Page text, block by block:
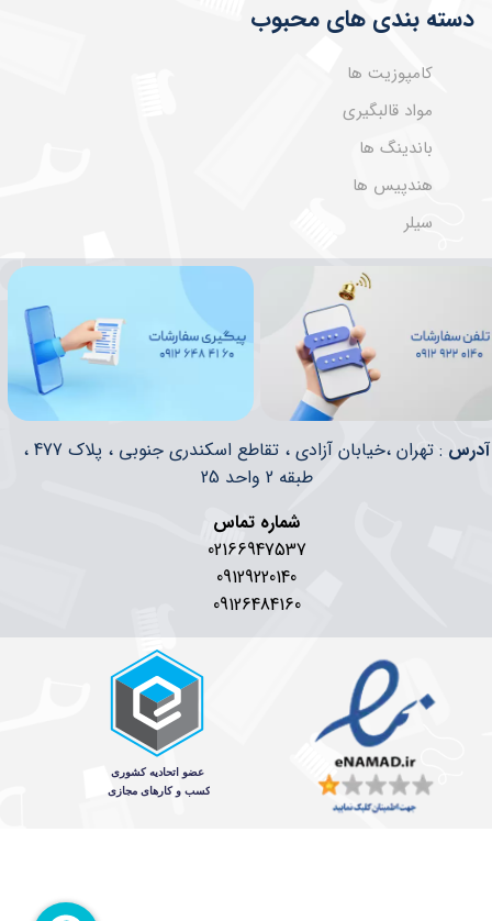
دسته بندی های محبوب
کامپوزیت ها
مواد قالبگیری
باندینگ ها
هندپیس ها
سیلر
​​آدرس
: تهران ،خیابان آزادی ، تقاطع اسکندری جنوبی ، پلاک 477 ،
طبقه 2 واحد 25
شماره تماس
02166947537
09129220140
09126484160